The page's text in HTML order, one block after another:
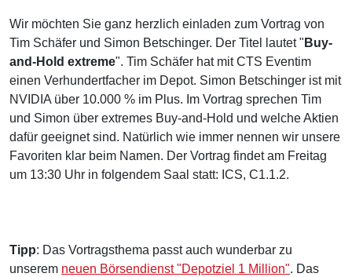
Wir möchten Sie ganz herzlich einladen zum Vortrag von
Tim Schäfer und Simon Betschinger. Der Titel lautet " Buy-
and-Hold extreme". Tim Schäfer hat mit CTS Eventim
einen Verhundertfacher im Depot. Simon Betschinger ist mit
NVIDIA über 10.000 % im Plus. Im Vortrag sprechen Tim
und Simon über extremes Buy-and-Hold und welche Aktien
dafür geeignet sind. Natürlich wie immer nennen wir unsere
Favoriten klar beim Namen. Der Vortrag findet am Freitag
um 13:30 Uhr in folgendem Saal statt: ICS, C1.1.2.
Tipp: Das Vortragsthema passt auch wunderbar zu
unserem neuen Börsendienst "Depotziel 1 Million". Das